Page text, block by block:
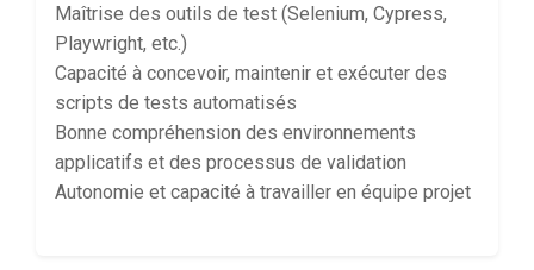
Maîtrise des outils de test (Selenium, Cypress,
Playwright, etc.)
Capacité à concevoir, maintenir et exécuter des
scripts de tests automatisés
Bonne compréhension des environnements
applicatifs et des processus de validation
Autonomie et capacité à travailler en équipe projet